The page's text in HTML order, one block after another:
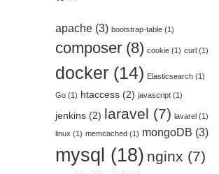
apache (3) bootstrap-table (1)
composer (8) cookie (1) curl (1)
docker (14) Elasticsearch (1)
Go (1) htaccess (2) javascript (1)
jenkins (2) laravel (7) lavarel (1)
linux (1) memcached (1) mongoDB (3)
mysql (18) nginx (7)